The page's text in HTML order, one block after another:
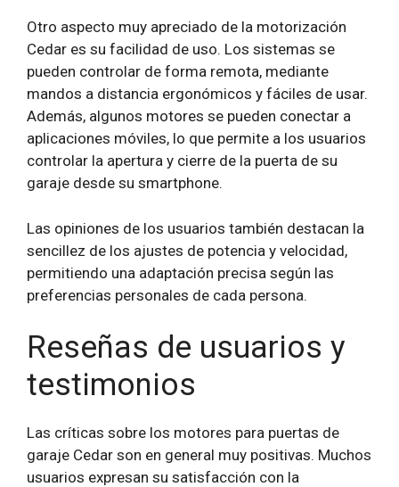
Otro aspecto muy apreciado de la motorización
Cedar es su facilidad de uso. Los sistemas se
pueden controlar de forma remota, mediante
mandos a distancia ergonómicos y fáciles de usar.
Además, algunos motores se pueden conectar a
aplicaciones móviles, lo que permite a los usuarios
controlar la apertura y cierre de la puerta de su
garaje desde su smartphone.
Las opiniones de los usuarios también destacan la
sencillez de los ajustes de potencia y velocidad,
permitiendo una adaptación precisa según las
preferencias personales de cada persona.
Reseñas de usuarios y
testimonios
Las críticas sobre los motores para puertas de
garaje Cedar son en general muy positivas. Muchos
usuarios expresan su satisfacción con la